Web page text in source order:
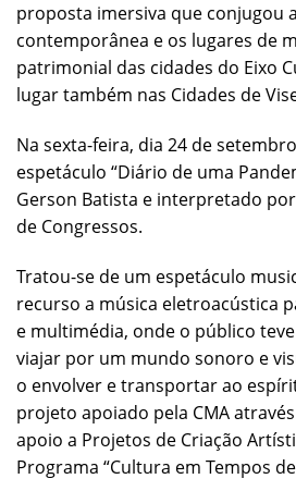
proposta imersiva que conjugou
contemporânea e os lugares de
patrimonial das cidades do Eixo
lugar também nas Cidades de
Na sexta-feira, dia 24 de
espetáculo “Diário de uma
Gerson Batista e interpretado
de Congressos.
Tratou-se de um espetáculo
recurso a música eletroacústica
e multimédia, onde o público
viajar por um mundo sonoro e
o envolver e transportar ao
projeto apoiado pela CMA
apoio a Projetos de Criação
Programa “Cultura em Tempos